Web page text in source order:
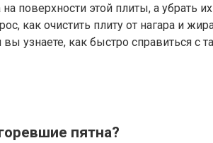
поверхности этой плиты, а убрать
как очистить плиту от нагара и
узнаете, как быстро справиться с
пятна?